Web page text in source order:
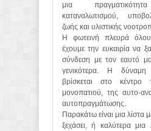
μια
καταναλωτισμού,
ζωής και υλιστικής
Η φωτεινή πλευρά όλου
έχουμε την ευκαιρία να
σύνδεση με τον εαυτό
γενικότερα. Η
βρίσκεται στο κέντρο
μονοπατιού, της αυτο-
αυτοπραγμάτωσης.
Παρακάτω είναι μια λίστα
ξεχάσει, ή καλύτερα